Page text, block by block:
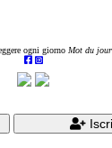
ogni giorno Mot du jour.